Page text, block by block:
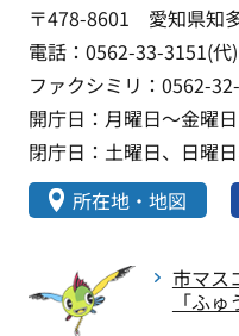
〒478-8601 愛知県知
電話：0562-33-3151(代)
ファクシミリ：0562-
開庁日：月曜日～金曜
閉庁日：土曜日、日曜
所在地・地図
市マス
「ふゅ